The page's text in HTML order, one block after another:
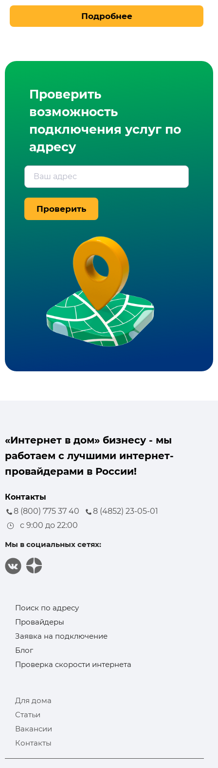
Подробнее
Проверить
возможность
подключения услуг по
адресу
Ваш адрес
Проверить
«Интернет в дом» бизнесу - мы
работаем с лучшими интернет-
провайдерами в России!
Контакты
8 (800) 775 37 40
8 (4852) 23-05-01
с 9:00 до 22:00
Мы в социальных сетях:
Поиск по адресу
Провайдеры
Заявка на подключение
Блог
Проверка скорости интернета
Для дома
Статьи
Вакансии
Контакты